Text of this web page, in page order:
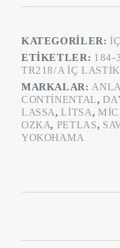
adet
KATEGORILER:
ETIKETLER: 184-
TR218/A İÇ LASTIK
MARKALAR:
CONTINENTAL,
LASSA,LITSA,
OZKA, PETLAS,
YOKOHAMA